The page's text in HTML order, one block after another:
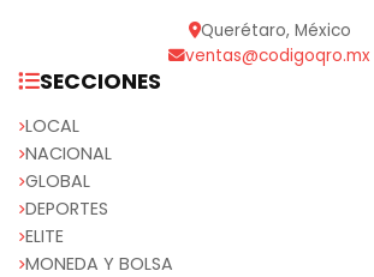
Querétaro, México
ventas@codigoqro.mx
SECCIONES
LOCAL
NACIONAL
GLOBAL
DEPORTES
ELITE
MONEDA Y BOLSA